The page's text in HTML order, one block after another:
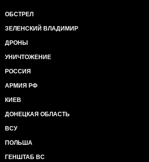
ОБСТРЕЛ
ЗЕЛЕНСКИЙ ВЛАДИМИР
ДРОНЫ
УНИЧТОЖЕНИЕ
РОССИЯ
АРМИЯ РФ
КИЕВ
ДОНЕЦКАЯ ОБЛАСТЬ
ВСУ
ПОЛЬША
ГЕНШТАБ ВС